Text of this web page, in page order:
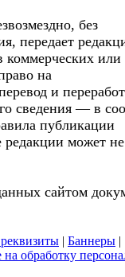
без
передает
коммерческих или
на
и
сведения — в
публикации
редакции может не
сайтом
| Баннеры |
на обработку